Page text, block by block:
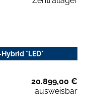
*LED*
20.899,00 €
ausweisbar